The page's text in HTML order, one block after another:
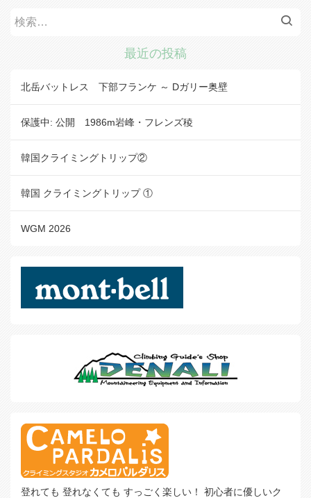
検
最近の投稿
北岳バットレス 下部フランケ ～ Dガリー奥壁
保護中: 公開 1986m岩峰・フレンズ稜
韓国クライミングトリップ②
韓国 クライミングトリップ ①
WGM 2026
登れても 登れなくても すっごく楽しい！ 初心者に優しいク